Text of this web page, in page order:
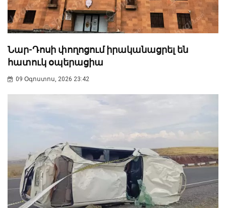
Նար-Դոսի փողոցում իրականացրել են
հատուկ օպերացիա
09 Օգոստոս, 2026 23:42